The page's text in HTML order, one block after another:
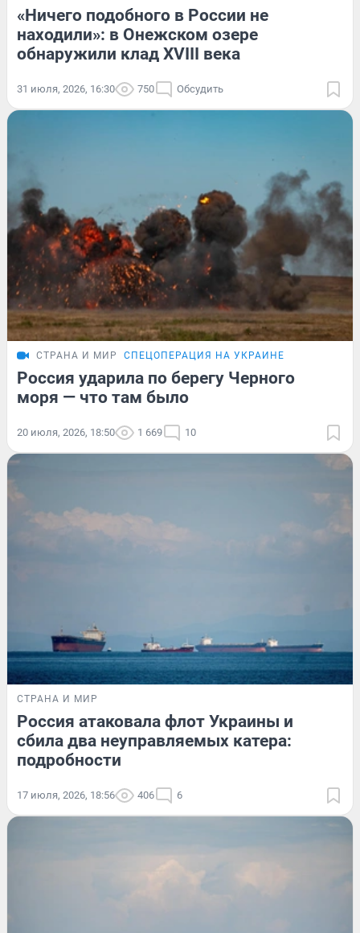
«Ничего подобного в России не
находили»: в Онежском озере
обнаружили клад XVIII века
31 июля, 2026, 16:30 750 Обсудить
СТРАНА И МИР СПЕЦОПЕРАЦИЯ НА УКРАИНЕ
Россия ударила по берегу Черного
моря — что там было
20 июля, 2026, 18:50 1 669 10
СТРАНА И МИР
Россия атаковала флот Украины и
сбила два неуправляемых катера:
подробности
17 июля, 2026, 18:56 406 6